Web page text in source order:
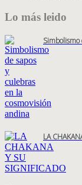
Lo más leido
Simbolismo
LA